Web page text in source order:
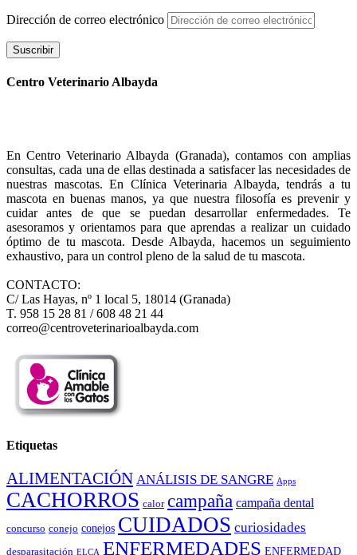
Dirección de correo electrónico
Suscribir
Centro Veterinario Albayda
En Centro Veterinario Albayda (Granada), contamos con amplias
consultas, cada una de ellas destinada a satisfacer las necesidades de
nuestras mascotas. En Clínica Veterinaria Albayda, tendrás a tu
mascota en buenas manos, ya que nuestra filosofía es prevenir y
cuidar antes de que se puedan desarrollar enfermedades. Te
asesoramos y orientamos para que aprendas a realizar un cuidado
óptimo de tu mascota. Desde Albayda, hacemos un seguimiento
exhaustivo, para un control pleno de la salud de tu mascota.
CONTACTO:
C/ Las Hayas, nº 1 local 5, 18014 (Granada)
T. 958 15 28 81 / 608 48 21 44
correo@centroveterinarioalbayda.com
Etiquetas
ALIMENTACIÓN ANÁLISIS DE SANGRE Apps
CACHORROS calor campaña campaña dental
concurso conejo conejos CUIDADOS curiosidades
desparasitación ELCA ENFERMEDADES ENFERMEDAD